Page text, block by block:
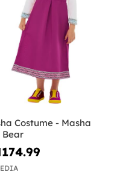
Costume - Masha